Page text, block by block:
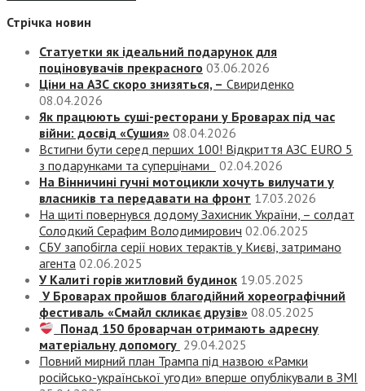
Стрічка новин
Статуетки як ідеальний подарунок для
поціновувачів прекрасного 03.06.2026
Ціни на АЗС скоро знизяться, – Свириденко
08.04.2026
Як працюють суші-ресторани у Броварах під час
війни: досвід «Сушия» 08.04.2026
Встигни бути серед перших 100! Відкриття АЗС EURO 5
з подарунками та суперцінами
02.04.2026
На Вінничині гучні мотоцикли хочуть вилучати у
власників та передавати на фронт 17.03.2026
На щиті повернувся додому Захисник України, – солдат
Солодкий Серафим Володимирович 02.06.2025
СБУ запобігла серії нових терактів у Києві, затримано
агента 02.06.2025
У Калиті горів житловий будинок 19.05.2025
У Броварах пройшов благодійний хореографічний
фестиваль «Смайл скликає друзів» 08.05.2025
Понад 150 броварчан отримають адресну
матеріальну допомогу 29.04.2025
Повний мирний план Трампа під назвою «‎Рамки
російсько-української угоди» вперше опублікували в ЗМІ